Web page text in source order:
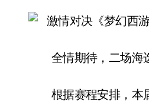
全情期待，二场海
根据赛程安排，本届